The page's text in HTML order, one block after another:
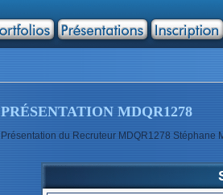
PRÉSENTATION MDQR1278
Présentation du Recruteur MDQR1278 Stéphane